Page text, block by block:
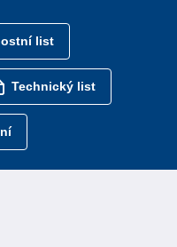
list
Technický list